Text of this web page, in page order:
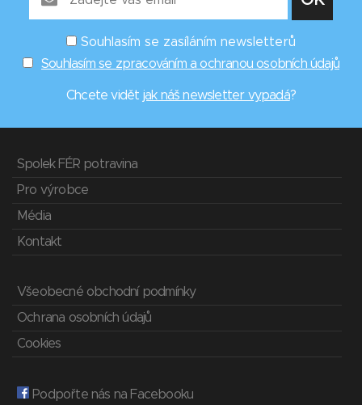
Souhlasím se zasíláním newsletterů
Souhlasím se zpracováním a ochranou osobních údajů
Chcete vidět jak náš newsletter vypadá?
Spolek FÉR potravina
Pro výrobce
Média
Kontakt
Všeobecné obchodní podmínky
Ochrana osobních údajů
Cookies
Podpořte nás na Facebooku